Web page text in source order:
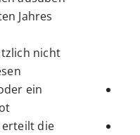
Jahres
nicht
ein
die